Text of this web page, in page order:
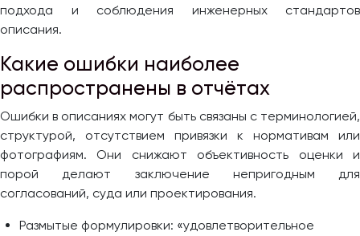
подхода и соблюдения инженерных стандартов
описания.
Какие ошибки наиболее
распространены в отчётах
Ошибки в описаниях могут быть связаны с терминологией,
структурой, отсутствием привязки к нормативам или
фотографиям. Они снижают объективность оценки и
порой делают заключение непригодным для
согласований, суда или проектирования.
Размытые формулировки: «удовлетворительное